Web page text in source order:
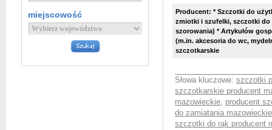
miejscowość
Producent: * Szczotki do
zmiotki i szufelki, szczotki
szorowania) * Artykułów
(m.in. akcesoria do wc,
szczotkarskie
Słowa kluczowe: szczotki
szczotkarskie producent
mazowieckie, producent
do zamiatania mazowieckie
szczotki do rąk producent